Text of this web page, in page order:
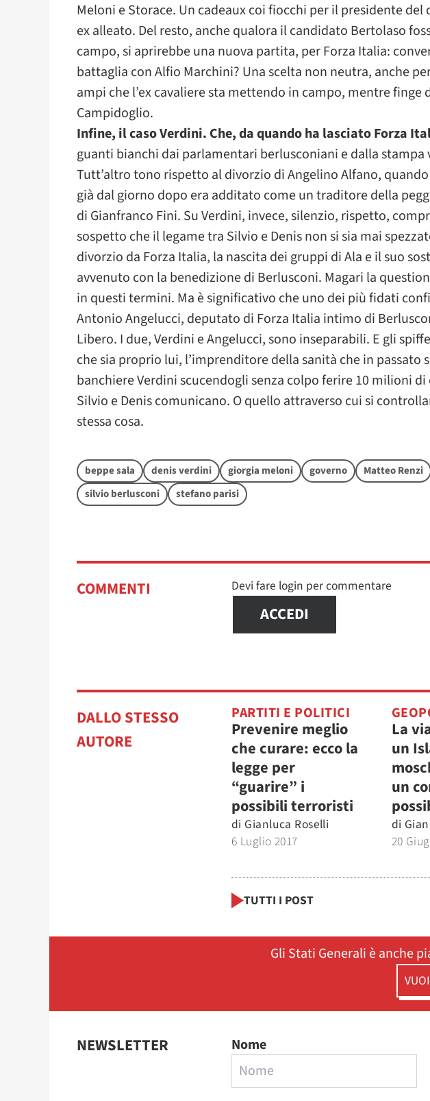
Meloni e Storace. Un cadeaux coi fiocchi per il presidente del
ex alleato. Del resto, anche qualora il candidato Bertolaso
campo, si aprirebbe una nuova partita, per Forza Italia:
battaglia con Alfio Marchini? Una scelta non neutra, anche
ampi che l’ex cavaliere sta mettendo in campo, mentre finge
Campidoglio.
Infine, il caso Verdini. Che, da quando ha lasciato Forza
guanti bianchi dai parlamentari berlusconiani e dalla stampa
Tutt’altro tono rispetto al divorzio di Angelino Alfano,
già dal giorno dopo era additato come un traditore della
di Gianfranco Fini. Su Verdini, invece, silenzio, rispetto,
sospetto che il legame tra Silvio e Denis non si sia mai
divorzio da Forza Italia, la nascita dei gruppi di Ala e il suo
avvenuto con la benedizione di Berlusconi. Magari la
in questi termini. Ma è significativo che uno dei più fidati
Antonio Angelucci, deputato di Forza Italia intimo di
Libero. I due, Verdini e Angelucci, sono inseparabili. E gli
che sia proprio lui, l’imprenditore della sanità che in passato
banchiere Verdini scucendogli senza colpo ferire 10 milioni
Silvio e Denis comunicano. O quello attraverso cui si
stessa cosa.
beppe sala denis verdini giorgia meloni governo Matteo Renzi
silvio berlusconi
stefano parisi
COMMENTI Devi fare login per commentare
ACCEDI
DALLO STESSO
AUTORE
PARTITI E POLITICI
Prevenire meglio
che curare: ecco la
legge per
“guarire” i
possibili terroristi
di Gianluca Roselli
6 Luglio 2017
La
un
un
di
20
TUTTI I POST
Gli Stati Generali è anche
NEWSLETTER Nome